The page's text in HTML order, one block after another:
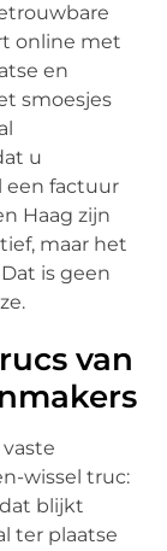
online met
en
smoesjes
u
een factuur
Haag zijn
maar het
is geen
van
wissel truc:
blijkt
ter plaatse